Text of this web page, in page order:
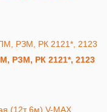
РЗМ, РК 2121*, 2123